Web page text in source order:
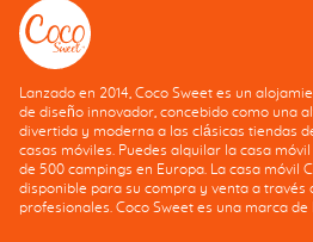
Lanzado en 2014, Coco Sweet es un
de diseño innovador, concebido como una
divertida y moderna a las clásicas tiendas
casas móviles. Puedes alquilar la casa móvil
de 500 campings en Europa. La casa móvil
disponible para su compra y venta a través
profesionales. Coco Sweet es una marca de